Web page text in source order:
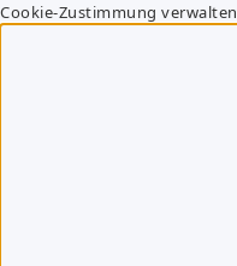
Cookie-Zustimmung verwalten